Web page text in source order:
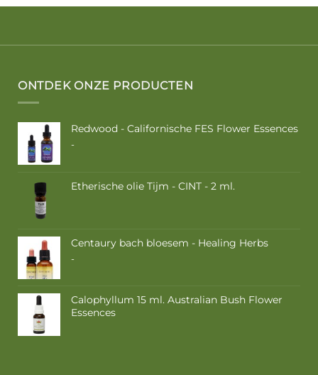
ONTDEK ONZE PRODUCTEN
Redwood - Californische FES Flower Essences
-Prijsklasse:
€ 17,50
Etherische olie Tijm - CINT - 2 ml.
Centaury bach bloesem - Healing Herbs
-Prijsklasse:
€ 16,85
Calophyllum 15 ml. Australian Bush Flower
Essences